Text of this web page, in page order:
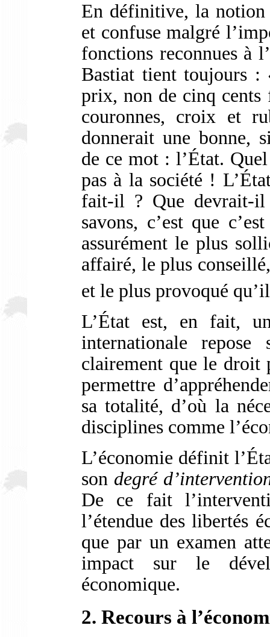
En définitive, la notion
et confuse malgré
fonctions reconnues à
Bastiat tient toujours :
prix, non de cinq cents
couronnes, croix et
donnerait une bonne,
de ce mot : l’État.
pas à la société !
fait-il ? Que devrait-
savons, c’est que
assurément le plus
affairé, le plus
et le plus provoqué
L’État est, en fait,
internationale
clairement que le
permettre
sa totalité, d’où la
disciplines comme
L’économie définit
son degré
De ce fait
l’étendue des libertés
que par un examen
impact sur le
économique.
2. Recours à